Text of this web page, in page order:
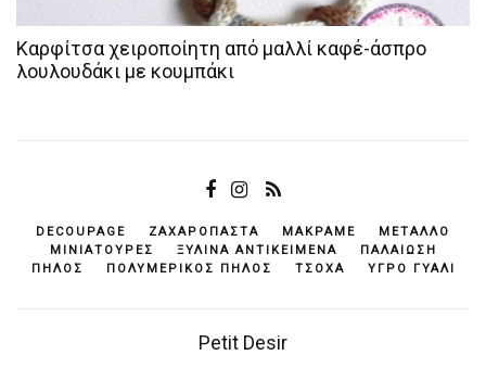
Καρφίτσα χειροποίητη από μαλλί καφέ-άσπρο
λουλουδάκι με κουμπάκι
DECOUPAGE ΖΑΧΑΡΌΠΑΣΤΑ ΜΑΚΡΑΜΈ
ΜΈΤΑΛΛΟ
ΜΙΝΙΑΤΟΎΡΕΣ
ΞΎΛΙΝΑ ΑΝΤΙΚΕΊΜΕΝΆ
ΠΑΛΑΊΩΣΗ
ΠΗΛΌΣ
ΠΟΛΥΜΕΡΙΚΌΣ ΠΗΛΌΣ ΤΣΌΧΑ ΥΓΡΌ ΓΥΑΛΊ
Petit Desir